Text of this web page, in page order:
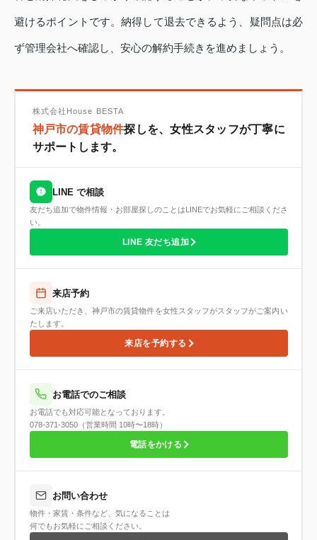
避けるポイントです。納得して退去できるよう、疑問点は必
ず管理会社へ確認し、安心の解約手続きを進めましょう。
株式会社House BESTA
神戸市の賃貸物件探しを、女性スタッフが丁寧に
サポートします。
LINE で相談
友だち追加で物件情報・お部屋探しのことはLINEでお気軽にご相談くださ
い。
LINE 友だち追加
来店予約
ご来店いただき、神戸市の賃貸物件を女性スタッフがスタッフがご案内い
たします。
来店を予約する
お電話でのご相談
お電話でも対応可能となっております。
078-371-3050（営業時間 10時〜18時）
電話をかける
お問い合わせ
物件・家賃・条件など、気になることは
何でもお気軽にご相談ください。